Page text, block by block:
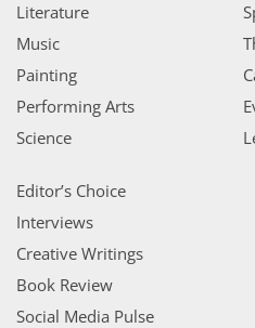
Literature
Music
Painting
Performing Arts
Science
Editor’s Choice
Interviews
Creative Writings
Book Review
Social Media Pulse